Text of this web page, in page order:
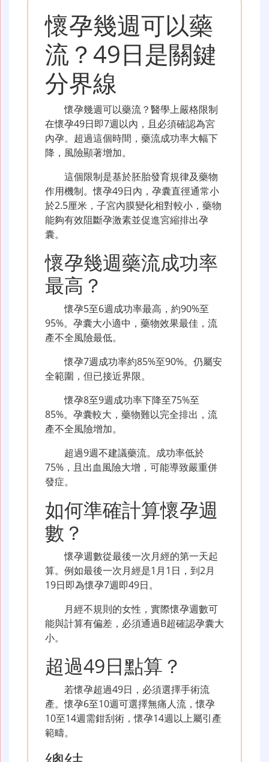
懷孕幾週可以藥
流？49日是關鍵
分界線
懷孕幾週可以藥流？醫學上嚴格限制
在懷孕49日即7週以內，且必須確認為宮
內孕。超過這個時間，藥流成功率大幅下
降，風險顯著增加。
這個限制是基於胚胎發育規律及藥物
作用機制。懷孕49日內，孕囊直徑通常小
於2.5厘米，子宮內膜變化相對較小，藥物
能夠有效阻斷孕激素並促進宮縮排出孕
囊。
懷孕幾週藥流成功率
最高？
懷孕5至6週成功率最高，約90%至
95%。孕囊大小適中，藥物效果最佳，流
產不全風險最低。
懷孕7週成功率約85%至90%。仍屬安
全範圍，但已接近界限。
懷孕8至9週成功率下降至75%至
85%。孕囊較大，藥物難以完全排出，流
產不全風險增加。
超過9週不建議藥流。成功率低於
75%，且出血風險大增，可能導致嚴重併
發症。
如何準確計算懷孕週
數？
懷孕週數從最後一次月經的第一天起
算。例如最後一次月經是1月1日，到2月
19日即為懷孕7週即49日。
月經不規則的女性，實際懷孕週數可
能與計算有偏差，必須通過B超確認孕囊大
小。
超過49日點算？
若懷孕超過49日，必須選擇手術流
產。懷孕6至10週可選擇無痛人流，懷孕
10至14週需鉗刮術，懷孕14週以上屬引產
範疇。